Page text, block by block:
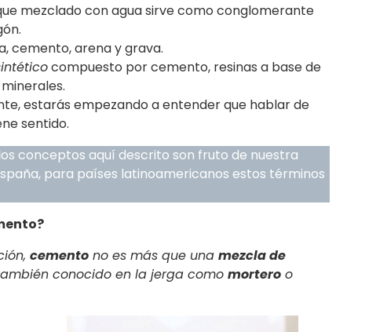
mezclado con agua sirve como conglomerante
cemento, arena y grava.
compuesto por cemento, resinas a base de
estarás empezando a entender que hablar de
sentido.
conceptos aquí descrito son fruto de nuestra
para países latinoamericanos estos términos
cemento no es más que una mezcla de
conocido en la jerga como mortero o